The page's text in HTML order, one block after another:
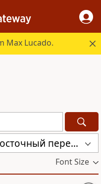
Max Lucado.
Священное Писание (Восточный перевод), версия для Таджикистана (CARST)
Font Size